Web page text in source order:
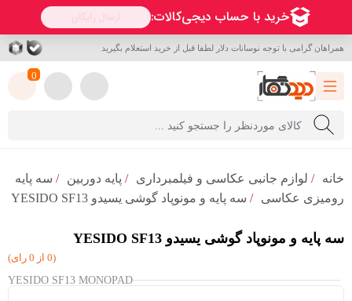
همراهان گرامی با توجه نوسانات دلار لطفا قبل از خرید استعلام بگیرید
0
خانه / لوازم جانبی عکاسی و فیلمبرداری / پایه دوربین / سه پایه
رومیزی عکاسی / سه پایه و مونوپاد گوشی یسیدو YESIDO SF13
سه پایه و مونوپاد گوشی یسیدو YESIDO SF13
(0 از 0 رای)
YESIDO SF13 MONOPAD